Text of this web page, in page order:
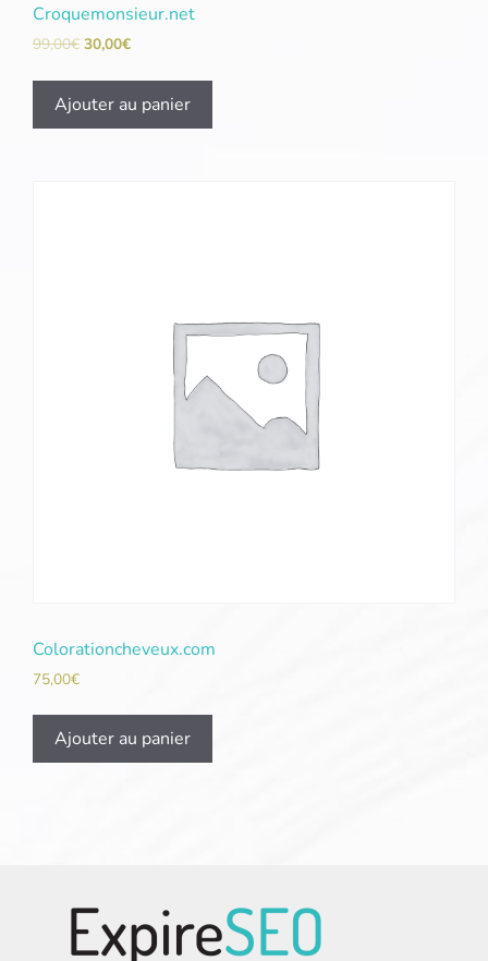
Croquemonsieur.net
99,00€ 30,00€
Ajouter au panier
Colorationcheveux.com
75,00€
Ajouter au panier